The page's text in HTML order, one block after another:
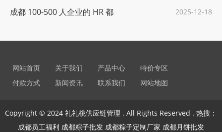
成都 100-500 人企业的 HR 都 2025-12-18
网站首页 关于我们 产品中心
特价专区
付款方式
新闻资讯 联系我们 网站地图
Copyright © 2024 礼礼桃供应链管理 . All Rights Reserved . 热搜：
成都员工福利 成都粽子批发 成都粽子定制厂家 成都月饼批发